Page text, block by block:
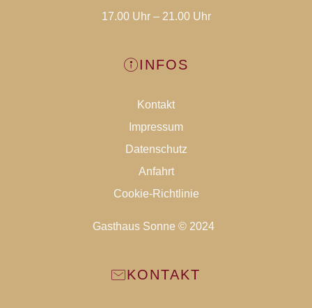
17.00 Uhr – 21.00 Uhr
INFOS
Kontakt
Impressum
Datenschutz
Anfahrt
Cookie-Richtlinie
Gasthaus Sonne © 2024
KONTAKT